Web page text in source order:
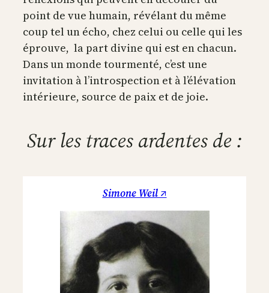
point de vue humain, révélant du même
coup tel un écho, chez celui ou celle qui les
éprouve, la part divine qui est en chacun.
Dans un monde tourmenté, c’est une
invitation à l’introspection et à l’élévation
intérieure, source de paix et de joie.
Sur les traces ardentes de :
Simone Weil ↗